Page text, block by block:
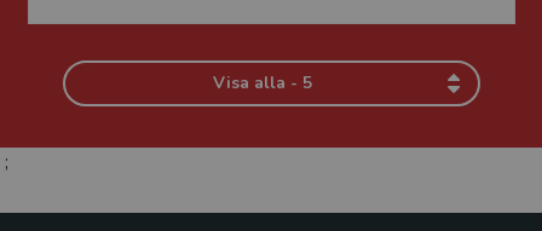
Visa alla - 5
;